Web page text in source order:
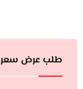
طلب عرض سعر